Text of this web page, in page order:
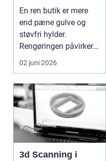
indbydende butik
hver dag
En ren butik er mere
end pæne gulve og
støvfri hylder.
Rengøringen påvirker
kundernes
førstehåndsind...
02 juni 2026
3d Scanning i